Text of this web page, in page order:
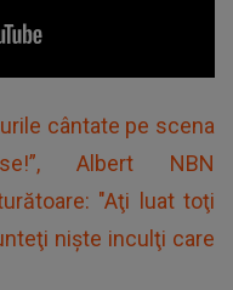
cântate pe scena
Albert NBN
"Aţi luat toţi
nişte inculţi care